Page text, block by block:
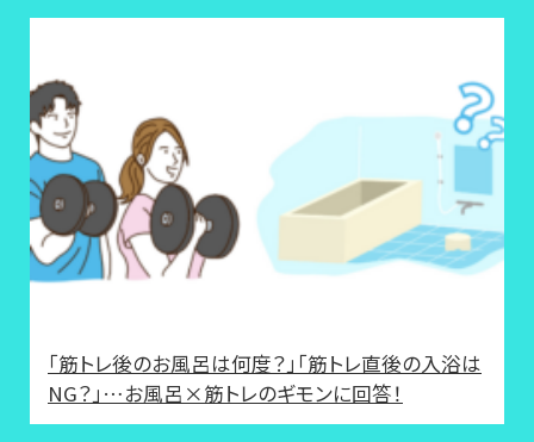
「筋トレ後のお風呂は何度？」「筋トレ直後の入浴は
NG？」…お風呂×筋トレのギモンに回答！